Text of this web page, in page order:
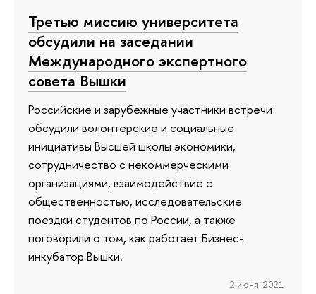
Третью миссию университета
обсудили на заседании
Международного экспертного
совета Вышки
Российские и зарубежные участники встречи
обсудили волонтерские и социальные
инициативы Высшей школы экономики,
сотрудничество с некоммерческими
организациями, взаимодействие с
общественностью, исследовательские
поездки студентов по России, а также
поговорили о том, как работает Бизнес-
инкубатор Вышки.
2 июня 2021